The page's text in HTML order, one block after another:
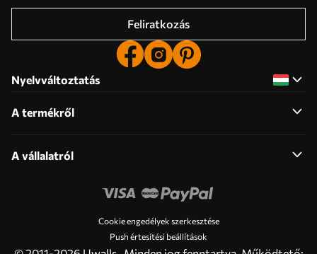
Feliratkozás
Nyelvváltoztatás
A termékről
A vállalatról
Cookie engedélyek szerkesztése
Push értesítési beállítások